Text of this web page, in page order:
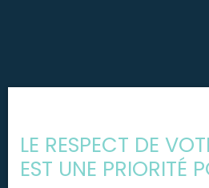
LE RESPECT DE
EST UNE PRIORITÉ